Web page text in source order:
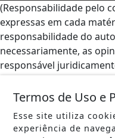
Termos de Uso e
Esse site utiliza
experiência de
(Responsabilidade pelo
expressas em cada
responsabilidade do
necessariamente, as
responsável
Editor se responsabiliza
por ele. - AGITA BRASIL.